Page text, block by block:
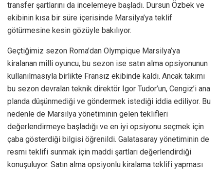
transfer şartlarını da incelemeye başladı. Dursun Özbek ve
ekibinin kısa bir süre içerisinde Marsilya’ya teklif
götürmesine kesin gözüyle bakılıyor.
Geçtiğimiz sezon Roma’dan Olympique Marsilya’ya
kiralanan milli oyuncu, bu sezon ise satın alma opsiyonunun
kullanılmasıyla birlikte Fransız ekibinde kaldı. Ancak takımı
bu sezon devralan teknik direktör Igor Tudor’un, Cengiz’i ana
planda düşünmediği ve göndermek istediği iddia ediliyor. Bu
nedenle de Marsilya yönetiminin gelen teklifleri
değerlendirmeye başladığı ve en iyi opsiyonu seçmek için
çaba gösterdiği bilgisi öğrenildi. Galatasaray yönetiminin de
resmi teklifi sunmak için maddi şartları değerlendirdiği
konuşuluyor. Satın alma opsiyonlu kiralama teklifi yapması